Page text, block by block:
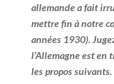
allemande a fait
mettre fin à notre
années 1930).
l’Allemagne est
les propos suivants.